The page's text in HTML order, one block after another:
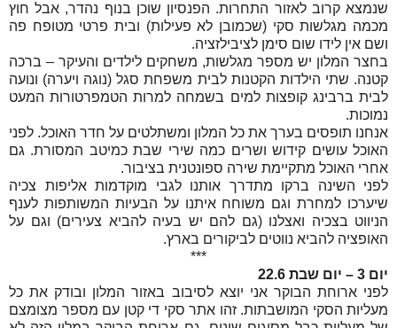
שנמצא קרוב לאזור התחרות. הפנסיון שוכן בנוף נהדר, אבל חוץ
מכמה מגלשות סקי (שכמובן לא פעילות) ובית פרטי מטופח פה
ושם אין לידו שום סימן לציבילזציה.
בחצר המלון יש מספר מגלשות, משחקים לילדים והעיקר – ברכה
קטנה. שתי הילדות הקטנות לבית משפחת סגל (נוגה ויערה) ונועה
לבית ברבינג קופצות למים בשמחה למרות הטמפרטורות המעט
נמוכות.
אנחנו תופסים בערך את כל המלון ומשתלטים על חדר האוכל. לפני
האוכל עושים קידוש ושרים כמה שירי שבת כמיטב המסורת. גם
אחרי האוכל מתקיימת שירה ספונטנית בציבור.
לפני השינה ברקו מתדרך אותנו לגבי מוקדמות אליפות צכיה
שיערכו למחרת וגם משוחח איתנו על הבעיות המשותפות לענף
הניווט בצכיה ואצלנו (גם להם יש בעיה להביא צעירים) וגם על
האופציה להביא נווטים לביקורים בארץ.
***
יום 3 – יום שבת 22.6
לפני ארוחת הבוקר אני יוצא לסיבוב באזור המלון ובודק את כל
מעליות הסקי המושבתות. זהו אתר סקי די קטן עם מספר מצומצם